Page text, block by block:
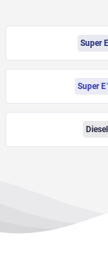
Super
Super
Diesel